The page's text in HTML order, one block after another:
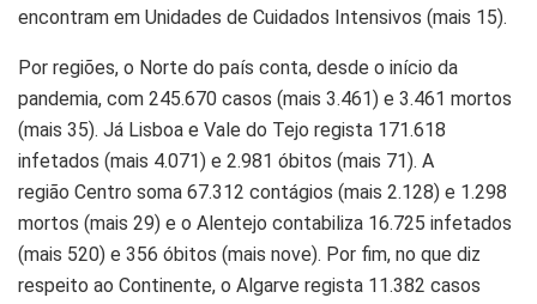
encontram em Unidades de Cuidados Intensivos (mais 15).
Por regiões, o Norte do país conta, desde o início da
pandemia, com 245.670 casos (mais 3.461) e 3.461 mortos
(mais 35). Já Lisboa e Vale do Tejo regista 171.618
infetados (mais 4.071) e 2.981 óbitos (mais 71). A
região Centro soma 67.312 contágios (mais 2.128) e 1.298
mortos (mais 29) e o Alentejo contabiliza 16.725 infetados
(mais 520) e 356 óbitos (mais nove). Por fim, no que diz
respeito ao Continente, o Algarve regista 11.382 casos